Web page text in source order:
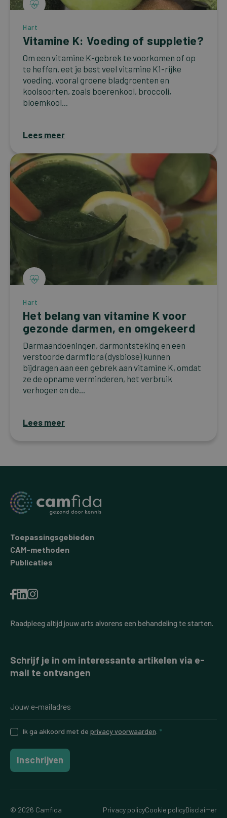
Hart
Vitamine K: Voeding of suppletie?
Om een vitamine K-gebrek te voorkomen of op
te heffen, eet je best veel vitamine K1-rijke
voeding, vooral groene bladgroenten en
koolsoorten, zoals boerenkool, broccoli,
bloemkool...
Lees meer
Hart
Het belang van vitamine K voor
gezonde darmen, en omgekeerd
Darmaandoeningen, darmontsteking en een
verstoorde darmflora (dysbiose) kunnen
bijdragen aan een gebrek aan vitamine K, omdat
ze de opname verminderen, het verbruik
verhogen en de...
Lees meer
Toepassingsgebieden
CAM-methoden
Publicaties
Raadpleeg altijd jouw arts alvorens een behandeling te starten.
Schrijf je in om interessante artikelen via e-
mail te ontvangen
Ik ga akkoord met de privacy voorwaarden. *
Inschrijven
© 2026 Camfida Privacy policyCookie policyDisclaimer